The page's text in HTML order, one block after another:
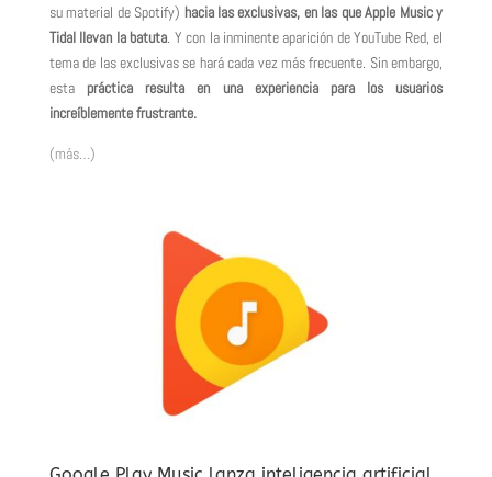
su material de Spotify) hacia las exclusivas, en las que Apple Music y
Tidal llevan la batuta . Y con la inminente aparición de YouTube Red, el
tema de las exclusivas se hará cada vez más frecuente. Sin embargo,
esta práctica resulta en una experiencia para los usuarios
increíblemente frustrante.
(más…)